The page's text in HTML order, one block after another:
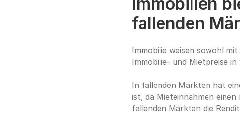
fallenden
Immobilie weisen sowohl
Immobilie- und Mietpreise
In fallenden Märkten hat
ist, da Mieteinnahmen
fallenden Märkten die